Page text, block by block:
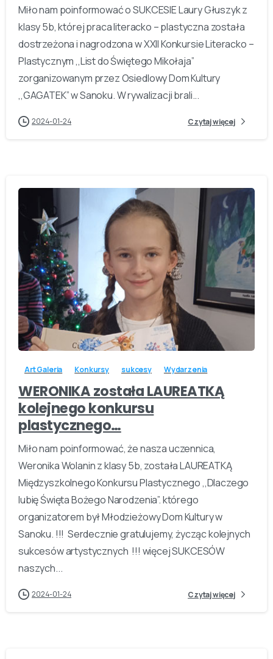
Miło nam poinformować o SUKCESIE Laury Głuszyk z
klasy 5b, której praca literacko – plastyczna została
dostrzeżona i nagrodzona w XXII Konkursie Literacko –
Plastycznym ,,List do Świętego Mikołaja”
zorganizowanym przez Osiedlowy Dom Kultury
,,GAGATEK” w Sanoku. W rywalizacji brali...
2024-01-24 Czytaj więcej
Art Galeria Konkursy sukcesy Wydarzenia
WERONIKA została LAUREATKĄ
kolejnego konkursu
plastycznego…
Miło nam poinformować, że nasza uczennica,
Weronika Wolanin z klasy 5b, została LAUREATKĄ
Międzyszkolnego Konkursu Plastycznego ,,Dlaczego
lubię Święta Bożego Narodzenia”. którego
organizatorem był Młodzieżowy Dom Kultury w
Sanoku. !!! Serdecznie gratulujemy, życząc kolejnych
sukcesów artystycznych !!! więcej SUKCESÓW
naszych...
2024-01-24 Czytaj więcej